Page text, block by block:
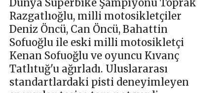
Dünya Superbike Şampiyonu Toprak
Razgatlıoğlu, milli motosikletçiler
Deniz Öncü, Can Öncü, Bahattin
Sofuoğlu ile eski milli motosikletçi
Kenan Sofuoğlu ve oyuncu Kıvanç
Tatlıtuğ'u ağırladı. Uluslararası
standartlardaki pisti deneyimleyen